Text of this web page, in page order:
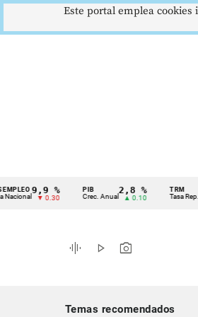
Cintillo
indicadores
económicos
9,9 %
▼ 0.30
PIB
Crec. Anual
2,8 %
▲ 0.10
TRM
Tasa Rep.
graphic_eq play_arrow photo_camera
Temas recomendados
Este portal emplea